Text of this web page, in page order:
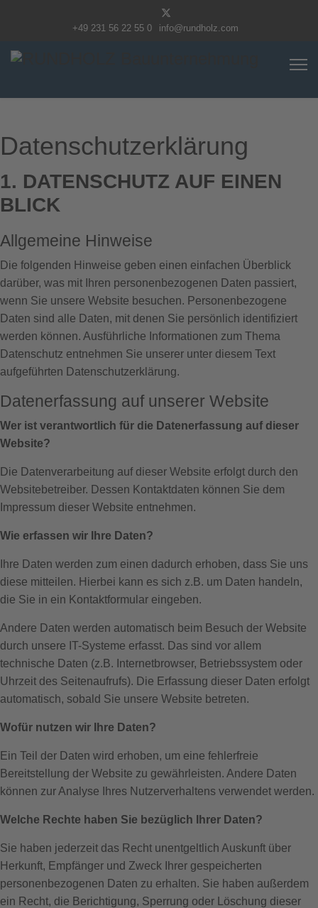
+49 231 56 22 55 0 info@rundholz.com
Datenschutzerklärung
1. DATENSCHUTZ AUF EINEN
BLICK
Allgemeine Hinweise
Die folgenden Hinweise geben einen einfachen Überblick
darüber, was mit Ihren personenbezogenen Daten passiert,
wenn Sie unsere Website besuchen. Personenbezogene
Daten sind alle Daten, mit denen Sie persönlich identifiziert
werden können. Ausführliche Informationen zum Thema
Datenschutz entnehmen Sie unserer unter diesem Text
aufgeführten Datenschutzerklärung.
Datenerfassung auf unserer Website
Wer ist verantwortlich für die Datenerfassung auf dieser
Website?
Die Datenverarbeitung auf dieser Website erfolgt durch den
Websitebetreiber. Dessen Kontaktdaten können Sie dem
Impressum dieser Website entnehmen.
Wie erfassen wir Ihre Daten?
Ihre Daten werden zum einen dadurch erhoben, dass Sie uns
diese mitteilen. Hierbei kann es sich z.B. um Daten handeln,
die Sie in ein Kontaktformular eingeben.
Andere Daten werden automatisch beim Besuch der Website
durch unsere IT-Systeme erfasst. Das sind vor allem
technische Daten (z.B. Internetbrowser, Betriebssystem oder
Uhrzeit des Seitenaufrufs). Die Erfassung dieser Daten erfolgt
automatisch, sobald Sie unsere Website betreten.
Wofür nutzen wir Ihre Daten?
Ein Teil der Daten wird erhoben, um eine fehlerfreie
Bereitstellung der Website zu gewährleisten. Andere Daten
können zur Analyse Ihres Nutzerverhaltens verwendet werden.
Welche Rechte haben Sie bezüglich Ihrer Daten?
Sie haben jederzeit das Recht unentgeltlich Auskunft über
Herkunft, Empfänger und Zweck Ihrer gespeicherten
personenbezogenen Daten zu erhalten. Sie haben außerdem
ein Recht, die Berichtigung, Sperrung oder Löschung dieser